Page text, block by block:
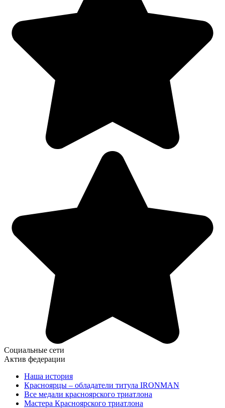
Социальные сети
Актив федерации
Наша история
Красноярцы – обладатели титула IRONMAN
Все медали красноярского триатлона
Мастера Красноярского триатлона